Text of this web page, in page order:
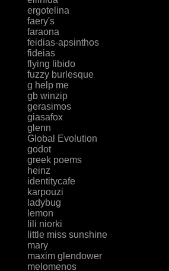
ergotelina
faery's
faraona
feidias-apsinthos
fideias
flying libido
fuzzy burlesque
g help me
gb winzip
gerasimos
giasafox
glenn
Global Evolution
godot
greek poems
heinz
identitycafe
karpouzi
ladybug
lemon
lili niorki
little miss sunshine
mary
maxim glendower
melomenos